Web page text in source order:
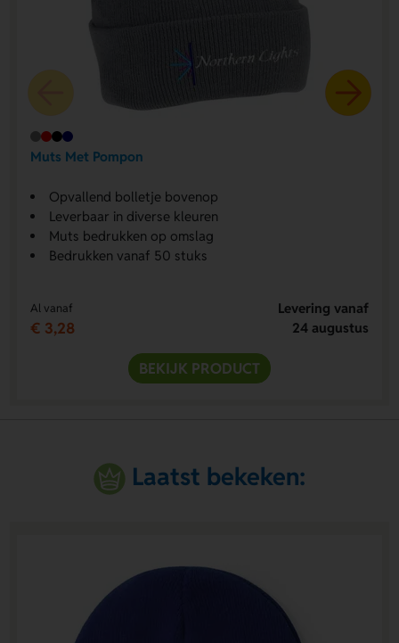
Muts Met Pompon
Opvallend bolletje bovenop
Leverbaar in diverse kleuren
Muts bedrukken op omslag
Bedrukken vanaf 50 stuks
Al vanaf
€ 3,28
Levering vanaf
24 augustus
BEKIJK PRODUCT
Laatst bekeken: